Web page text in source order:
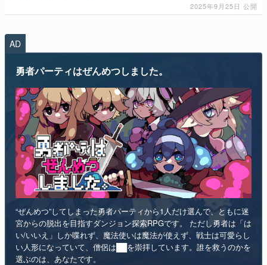
2025年9月25日 公開
AD
勇者パーティはぜんめつしました。
“ぜんめつ”してしまった勇者パーティから1人だけ選んで、ともに迷
宮からの脱出を目指すダンジョン探索RPGです。 ただし勇者は「は
い/いいえ」しか喋れず、魔法使いは魔法が使えず、戦士は可愛らし
い人形になっていて、僧侶は██を崇拝しています。誰を救うのかを
選ぶのは、あなたです。